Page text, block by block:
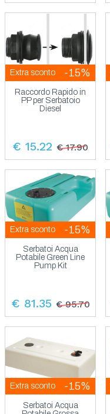
Extra sconto -15%
Raccordo Rapido in
PP per Serbatoio
Diesel
€ 15.22 € 17.90
Extra sconto -15%
Serbatoi Acqua
Potabile Green Line
Pump Kit
€ 81.35 € 95.70
Extra sconto -15%
Serbatoi Acqua